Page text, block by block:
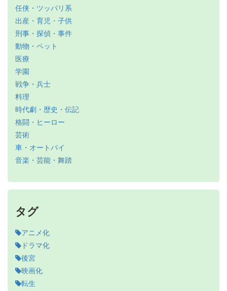
任侠・ツッパリ系
出産・育児・子供
刑事・探偵・事件
動物・ペット
医療
学園
戦争・兵士
料理
時代劇・歴史・伝記
格闘・ヒーロー
芸術
車・オートバイ
音楽・芸能・舞踏
タグ
アニメ化
ドラマ化
後宮
映画化
転生